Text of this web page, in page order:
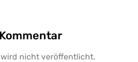
nicht veröffentlicht.